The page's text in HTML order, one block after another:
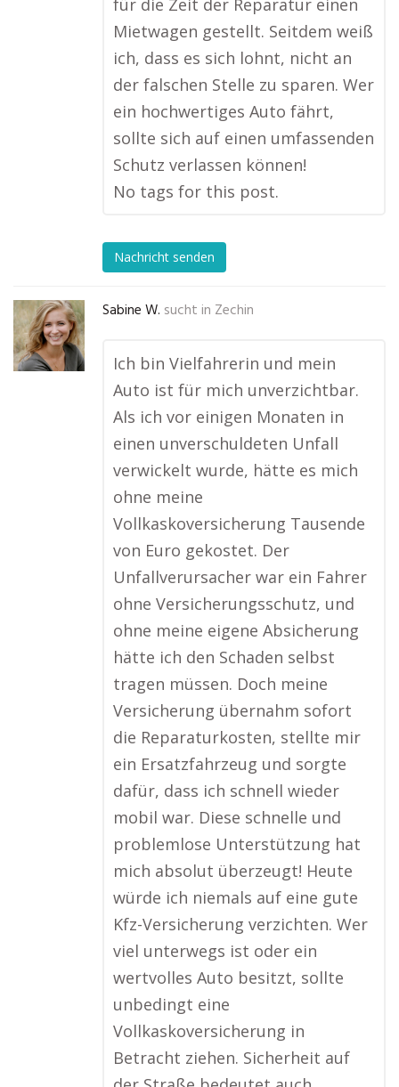
für die Zeit der Reparatur einen
Mietwagen gestellt. Seitdem weiß
ich, dass es sich lohnt, nicht an
der falschen Stelle zu sparen. Wer
ein hochwertiges Auto fährt,
sollte sich auf einen umfassenden
Schutz verlassen können!
No tags for this post.
Nachricht senden
Sabine W. sucht in Zechin
Ich bin Vielfahrerin und mein
Auto ist für mich unverzichtbar.
Als ich vor einigen Monaten in
einen unverschuldeten Unfall
verwickelt wurde, hätte es mich
ohne meine
Vollkaskoversicherung Tausende
von Euro gekostet. Der
Unfallverursacher war ein Fahrer
ohne Versicherungsschutz, und
ohne meine eigene Absicherung
hätte ich den Schaden selbst
tragen müssen. Doch meine
Versicherung übernahm sofort
die Reparaturkosten, stellte mir
ein Ersatzfahrzeug und sorgte
dafür, dass ich schnell wieder
mobil war. Diese schnelle und
problemlose Unterstützung hat
mich absolut überzeugt! Heute
würde ich niemals auf eine gute
Kfz-Versicherung verzichten. Wer
viel unterwegs ist oder ein
wertvolles Auto besitzt, sollte
unbedingt eine
Vollkaskoversicherung in
Betracht ziehen. Sicherheit auf